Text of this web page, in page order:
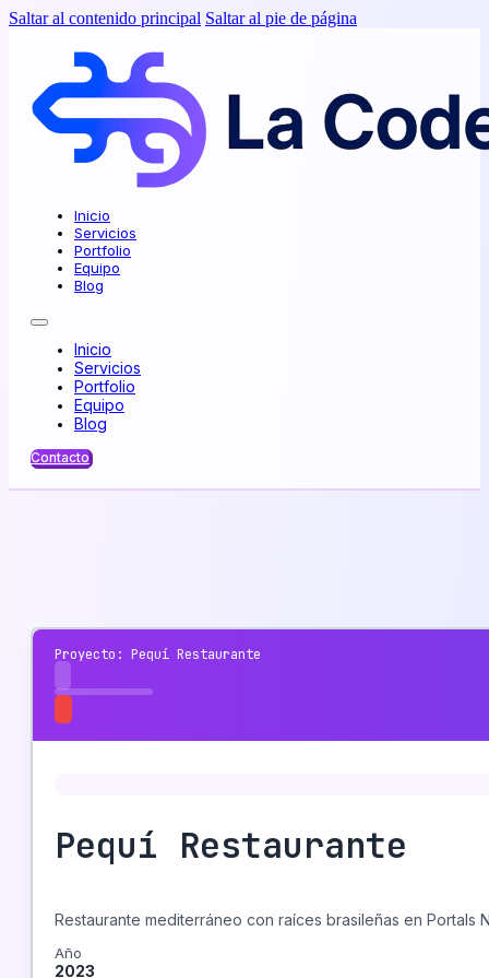
Saltar al contenido principal Saltar al pie de página
Inicio
Servicios
Portfolio
Equipo
Blog
Inicio
Servicios
Portfolio
Equipo
Blog
Contacto
Proyecto: Pequí Restaurante
Pequí Restaurante
Restaurante mediterráneo con raíces brasileñas en
Año
2023